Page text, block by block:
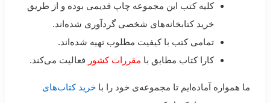
کلیه کتب این مجموعه چاپ قدیمی بوده و از طریق
خرید کتابخانه‌های شخصی گردآوری شده‌اند.
تمامی کتب با کیفیت مطلوب تهیه شده‌اند.
کارا کتاب مطابق با مقررات کشور فعالیت می‌کند.
ما همواره آماده‌ایم تا مجموعه‌ی خود را با خرید کتاب‌های